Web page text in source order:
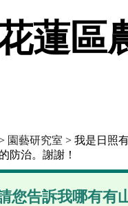
蓮區
園藝研究室 > 我是日照
防治。謝謝！
您告訴我哪有有